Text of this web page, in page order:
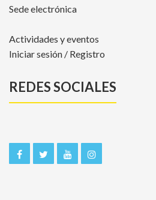
Sede electrónica
Actividades y eventos
Iniciar sesión / Registro
REDES SOCIALES